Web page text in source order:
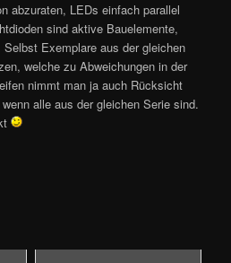
abzuraten, LEDs einfach parallel
sind aktive Bauelemente,
Exemplare aus der gleichen
welche zu Abweichungen in der
nimmt man ja auch Rücksicht
alle aus der gleichen Serie sind.